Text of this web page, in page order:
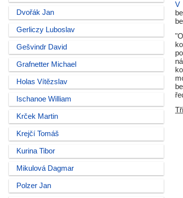
Dvořák Jan
Gerliczy Luboslav
Gešvindr David
Grafnetter Michael
Holas Vítězslav
Ischanoe William
Krček Martin
Krejčí Tomáš
Kurina Tibor
Mikulová Dagmar
Polzer Jan
V